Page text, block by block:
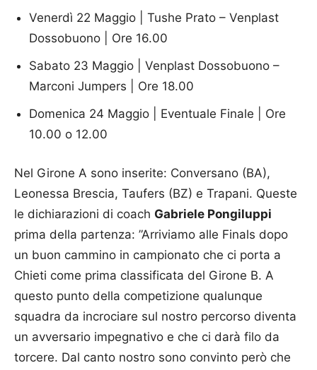
Venerdì 22 Maggio | Tushe Prato – Venplast
Dossobuono | Ore 16.00
Sabato 23 Maggio | Venplast Dossobuono –
Marconi Jumpers | Ore 18.00
Domenica 24 Maggio | Eventuale Finale | Ore
10.00 o 12.00
Nel Girone A sono inserite: Conversano (BA),
Leonessa Brescia, Taufers (BZ) e Trapani. Queste
le dichiarazioni di coach Gabriele Pongiluppi
prima della partenza: ”Arriviamo alle Finals dopo
un buon cammino in campionato che ci porta a
Chieti come prima classificata del Girone B. A
questo punto della competizione qualunque
squadra da incrociare sul nostro percorso diventa
un avversario impegnativo e che ci darà filo da
torcere. Dal canto nostro sono convinto però che